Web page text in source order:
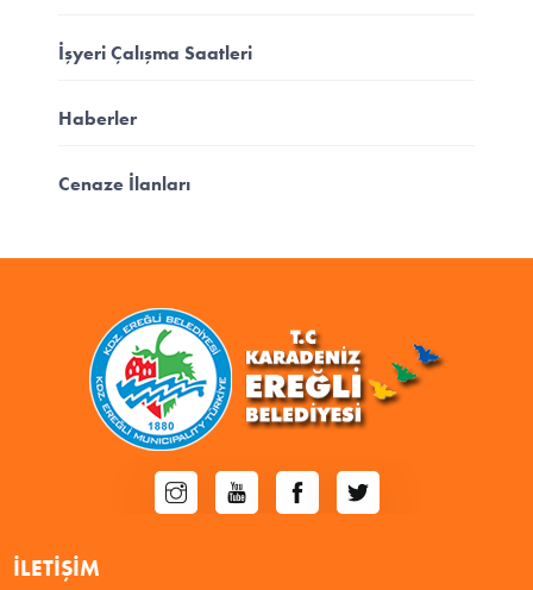
İşyeri Çalışma Saatleri
Haberler
Cenaze İlanları
İLETIŞIM